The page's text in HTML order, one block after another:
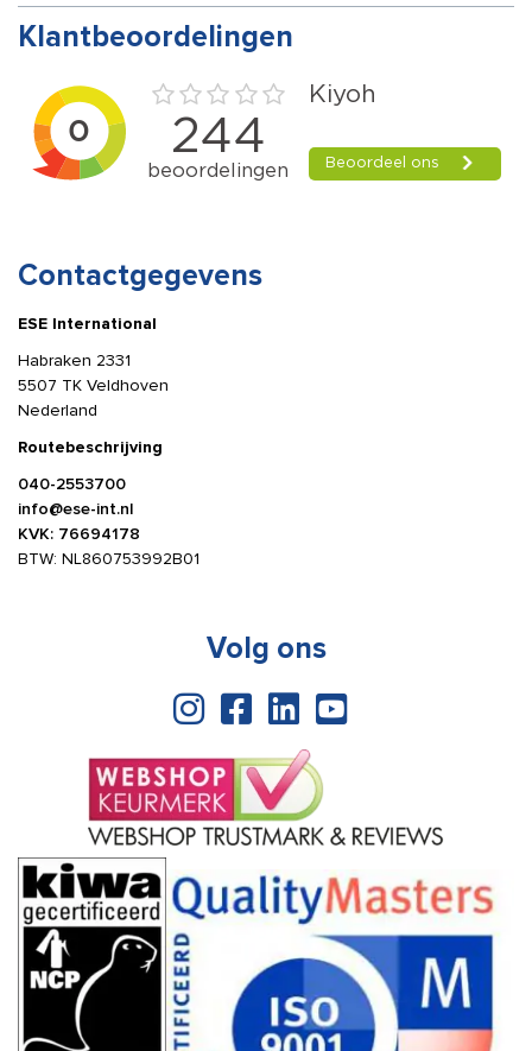
Klantbeoordelingen
Contactgegevens
ESE International
Habraken 2331
5507 TK Veldhoven
Nederland
Routebeschrijving
040-2553700
info@ese-int.nl
KVK: 76694178
BTW: NL860753992B01
Volg ons